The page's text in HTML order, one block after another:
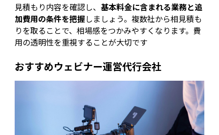
見積もり内容を確認し、基本料金に含まれる業務と追
加費用の条件を把握しましょう。複数社から相見積も
りを取ることで、相場感をつかみやすくなります。費
用の透明性を重視することが大切です
おすすめウェビナー運営代行会社